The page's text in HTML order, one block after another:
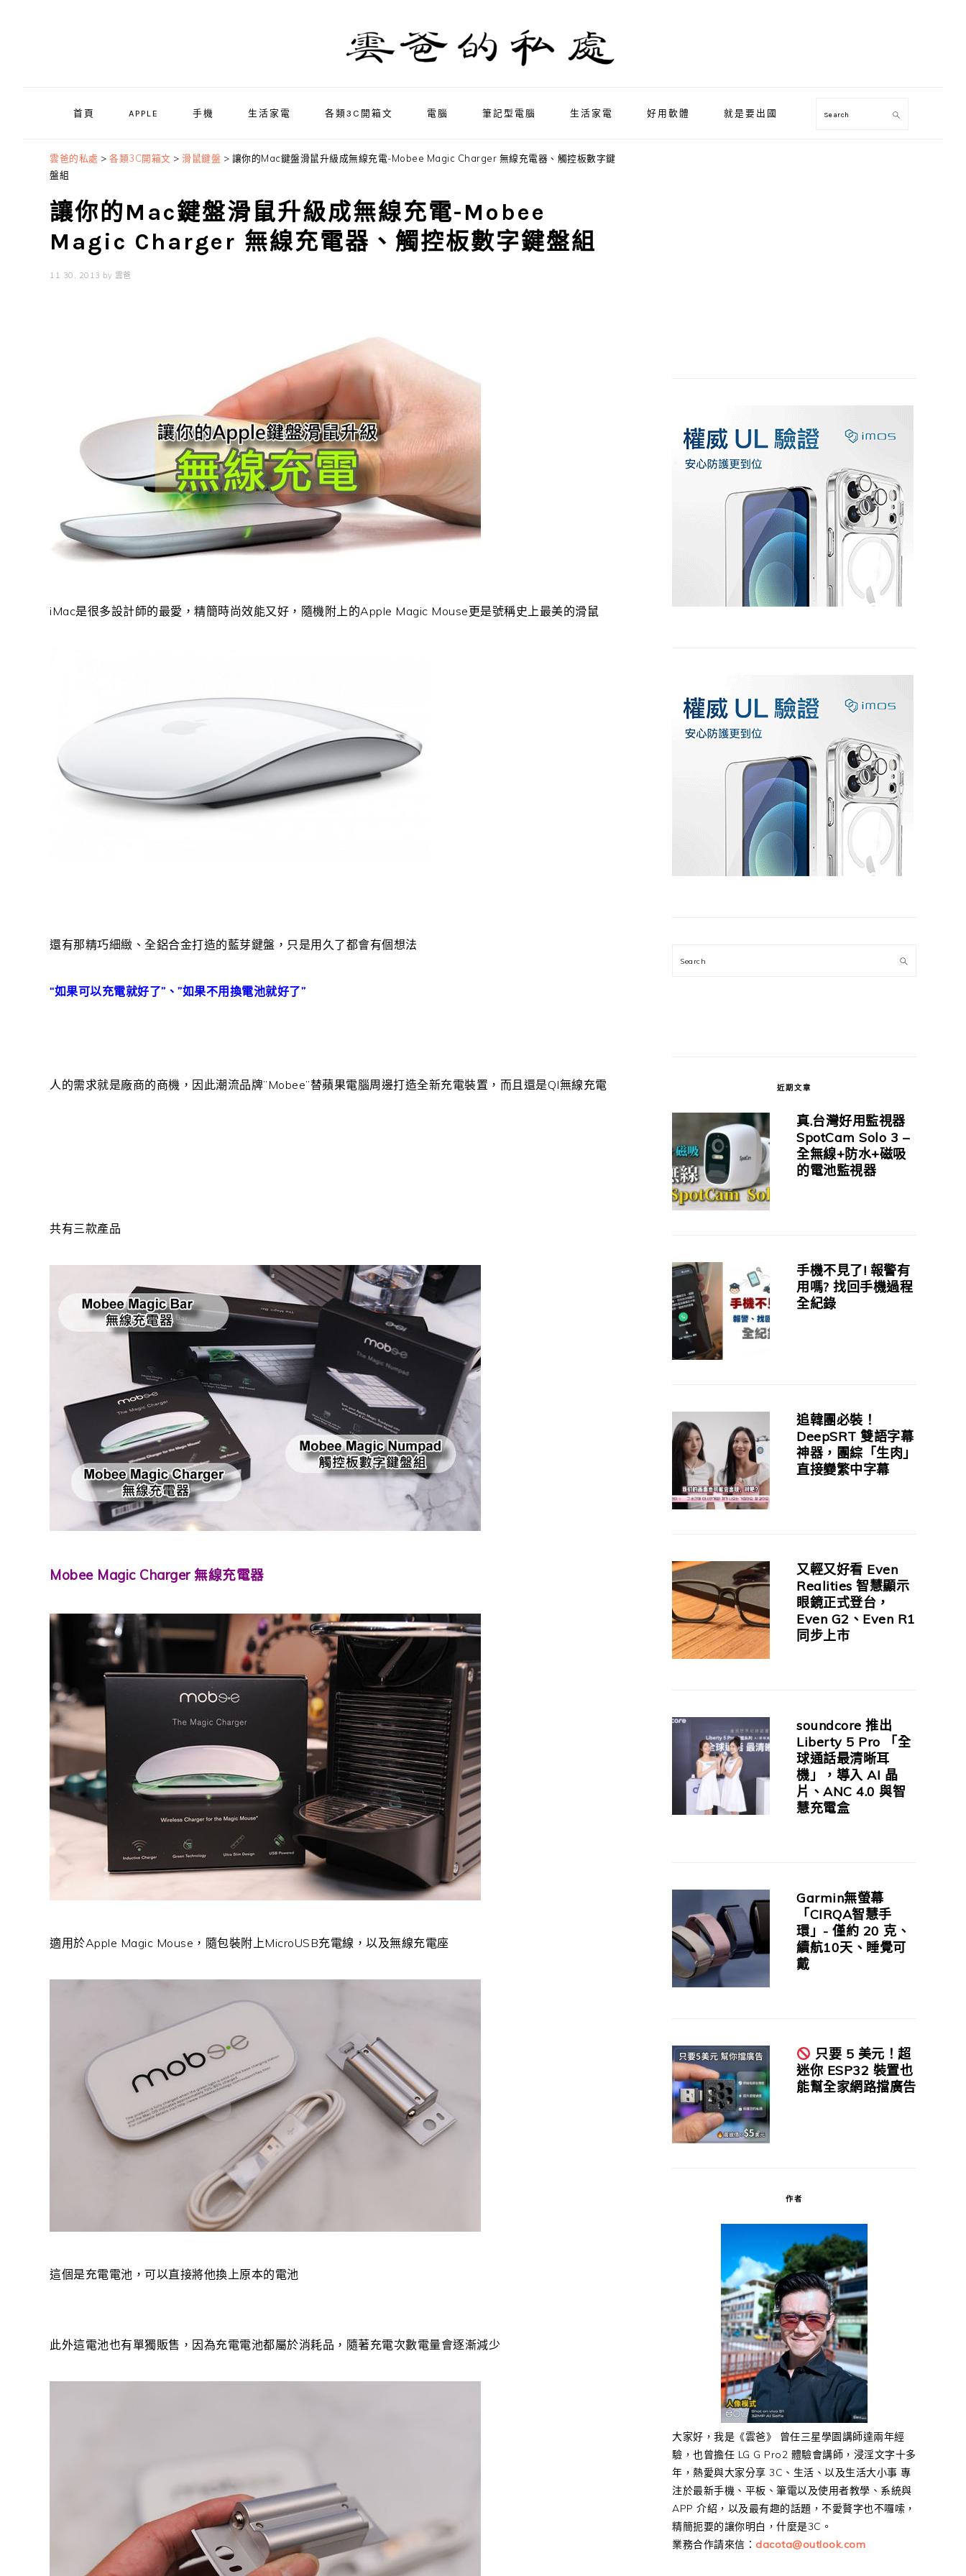
首頁 APPLE 手機 生活家電 各類3C開箱文 電腦 筆記型電腦 生活家電 好用軟體 就是要出國 Search
雲爸的私處 > 各類3C開箱文 > 滑鼠鍵盤 > 讓你的Mac鍵盤滑鼠升級成無線充電-Mobee Magic Charger 無線充電器、觸控板數字鍵
盤組
讓你的Mac鍵盤滑鼠升級成無線充電-Mobee
Magic Charger 無線充電器、觸控板數字鍵盤組
11 30, 2013 by 雲爸
iMac是很多設計師的最愛，精簡時尚效能又好，隨機附上的Apple Magic Mouse更是號稱史上最美的滑鼠
還有那精巧細緻、全鋁合金打造的藍芽鍵盤，只是用久了都會有個想法
“如果可以充電就好了”、”如果不用換電池就好了”
人的需求就是廠商的商機，因此潮流品牌”Mobee”替蘋果電腦周邊打造全新充電裝置，而且還是QI無線充電
共有三款產品
Mobee Magic Charger 無線充電器
適用於Apple Magic Mouse，隨包裝附上MicroUSB充電線，以及無線充電座
這個是充電電池，可以直接將他換上原本的電池
此外這電池也有單獨販售，因為充電電池都屬於消耗品，隨著充電次數電量會逐漸減少
Search
近期文章
真.台灣好用監視器
SpotCam Solo 3 –
全無線+防水+磁吸
的電池監視器
手機不見了! 報警有
用嗎? 找回手機過程
全紀錄
追韓團必裝！
DeepSRT 雙語字幕
神器，團綜「生肉」
直接變繁中字幕
又輕又好看 Even
Realities 智慧顯示
眼鏡正式登台，
Even G2、Even R1
同步上市
soundcore 推出
Liberty 5 Pro 「全
球通話最清晰耳
機」，導入 AI 晶
片、ANC 4.0 與智
慧充電盒
Garmin無螢幕
「CIRQA智慧手
環」- 僅約 20 克、
續航10天、睡覺可
戴
只要 5 美元！超
迷你 ESP32 裝置也
能幫全家網路擋廣告
作者
大家好，我是《雲爸》 曾任三星學園講師達兩年經
驗，也曾擔任 LG G Pro2 體驗會講師，浸淫文字十多
年，熱愛與大家分享 3C、生活、以及生活大小事 專
注於最新手機、平板、筆電以及使用者教學、系統與
APP 介紹，以及最有趣的話題，不愛贅字也不囉嗦，
精簡扼要的讓你明白，什麼是3C。
業務合作請來信： dacota@outlook.com